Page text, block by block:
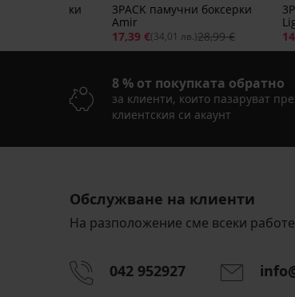
боксерки
3PACK памучни боксерки
Amir
17,39 €(34,01 лв.)28,99 €
PREMIUM
3PACK
слипове
Nathan
слипове
Charlie
слипове
Patel
слипове
слипове
Jamal
8 % от покупката обратно
за клиенти, които пазаруват
клиентския си акаунт
Обслужване на клиенти
На разположение сме всеки
042 952927